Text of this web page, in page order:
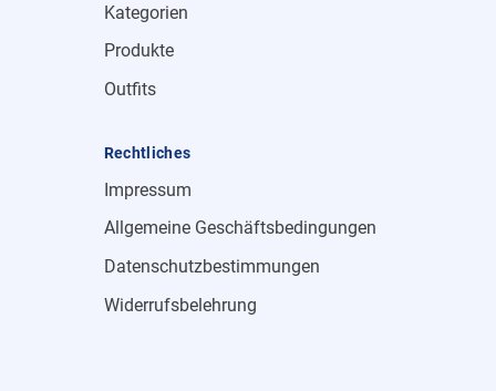
Kategorien
Produkte
Outfits
Rechtliches
Impressum
Allgemeine Geschäftsbedingungen
Datenschutzbestimmungen
Widerrufsbelehrung